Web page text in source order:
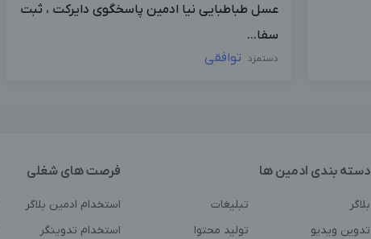
عسل طباطبایی نیا ادمین پاسخگوی دایرکت ، ثبت
سفا...
دستمزد توافقی
دسته بندی ادمین ها
بلاگر
تبلیغات
تدوین ویدیو
تولید محتوا
فرصت های شغلی
استخدام ادمین بلاگر
استخدام تدوینگر